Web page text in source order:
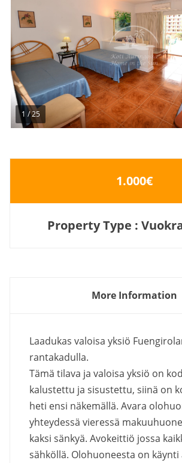
1 /25
1.000€
Property Type :
More Information
Laadukas valoisa yksiö
rantakadulla.
Tämä tilava ja valoisa yksiö on
kalustettu ja sisustettu, siinä on
heti ensi näkemällä. Avara
yhteydessä vieressä
kaksi sänkyä. Avokeittiö jossa
sähköllä. Olohuoneesta on